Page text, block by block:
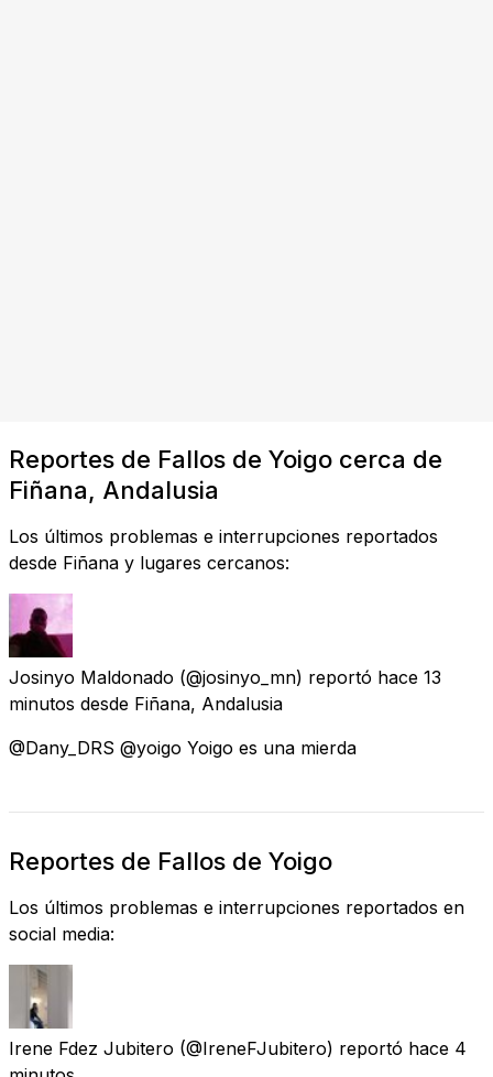
Reportes de Fallos de Yoigo cerca de
Fiñana, Andalusia
Los últimos problemas e interrupciones reportados
desde Fiñana y lugares cercanos:
Josinyo Maldonado (@josinyo_mn) reportó hace 13
minutos desde Fiñana, Andalusia
@Dany_DRS @yoigo Yoigo es una mierda
Reportes de Fallos de Yoigo
Los últimos problemas e interrupciones reportados en
social media:
Irene Fdez Jubitero (@IreneFJubitero) reportó hace 4